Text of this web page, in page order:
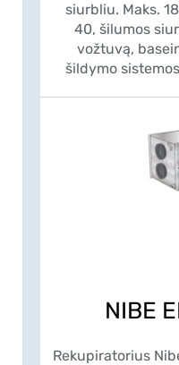
siurbliu. Maks.
40, šilumos
vožtuvą,
šildymo
NIBE
Rekupiratorius